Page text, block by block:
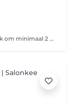
Voor een harsbehandeling: Is het belangrijk om minimaal 2 tot 3 weken vóór de afspraak te stoppen met scheren, zodat de haren de juiste lengte hebben: ongeveer 0,5 tot maximaal 1,0 cm. Op de dag van de behandeling: Draag comfortabele kleding: Kies voor loszittende, ademende stoffen om wrijving en irritatie na de behandeling te voorkomen. Vermijd zon en zonnebank: Stel je huid niet bloot aan direct zonlicht of de zonnebank in de 24 uur voorafgaand aan je afspraak.